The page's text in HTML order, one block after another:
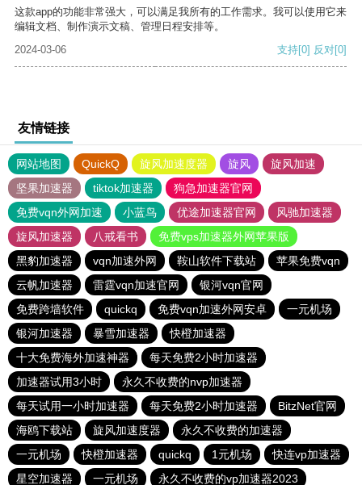
这款app的功能非常强大，可以满足我所有的工作需求。我可以使用它来
编辑文档、制作演示文稿、管理日程安排等。
2024-03-06
支持[0] 反对[0]
友情链接
网站地图 QuickQ 旋风加速度器 旋风
旋风加速
坚果加速器
tiktok加速器
狗急加速器官网
免费vqn外网加速
小蓝鸟 优途加速器官网
风驰加速器
旋风加速器
八戒看书
免费vps加速器外网苹果版
黑豹加速器
vqn加速外网 鞍山软件下载站
苹果免费vqn
云帆加速器
雷霆vqn加速官网
银河vqn官网
免费跨墙软件
quickq 免费vqn加速外网安卓
一元机场
银河加速器
暴雪加速器
快橙加速器
十大免费海外加速神器
每天免费2小时加速器
加速器试用3小时
永久不收费的nvp加速器
每天试用一小时加速器
每天免费2小时加速器
BitzNet官网
海鸥下载站
旋风加速度器
永久不收费的加速器
一元机场
快橙加速器 quickq 1元机场
快连vp加速器
星空加速器
一元机场 永久不收费的vp加速器2023